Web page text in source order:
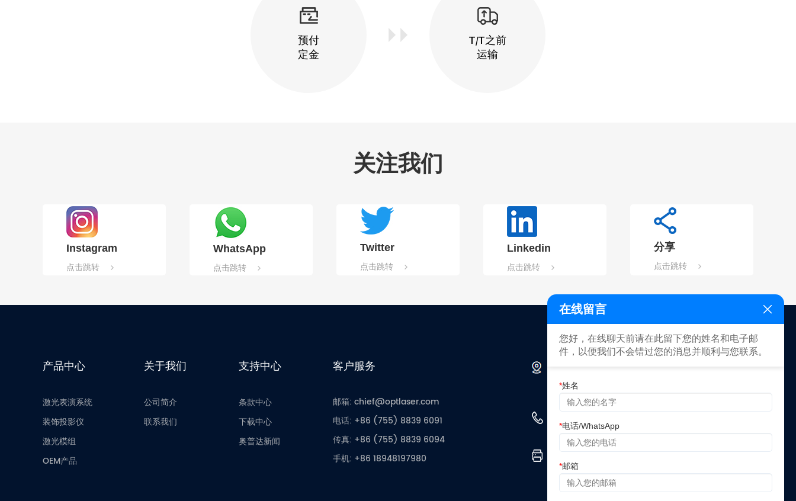
预付
定金
T/T之前
运输
关注我们
Instagram
点击跳转
WhatsApp
点击跳转
Twitter
点击跳转
Linkedin
点击跳转
分享
点击跳转
产品中心
激光表演系统
装饰投影仪
激光模组
OEM产品
关于我们
公司简介
联系我们
支持中心
条款中心
下载中心
奥普达新闻
客户服务
邮箱: chief@optlaser.com
电话: +86 (755) 8839 6091
传真: +86 (755) 8839 6094
手机: +86 18948197980
兴科技工业园A1栋2层
+86 (755) 8839 6094
在线留言
您好，在线聊天前请在此留下您的姓名和电子邮
件，以便我们不会错过您的消息并顺利与您联系。
姓名
电话/WhatsApp
邮箱